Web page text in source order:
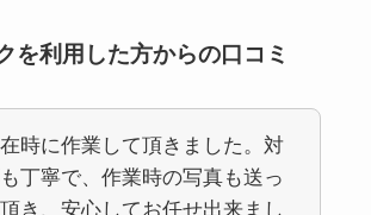
を利用した方からの口コミ
時に作業して頂きました。対
丁寧で、作業時の写真も送っ
き、安心してお任せ出来まし